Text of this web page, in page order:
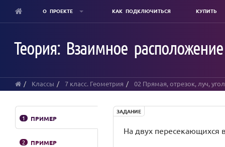
content
О ПРОЕКТЕ КАК ПОДКЛЮЧИТЬСЯ КУПИТЬ
Теория: Взаимное
Классы 7 класс. Геометрия 02 Прямая, отрезок, луч,
1 ПРИМЕР
2 ПРИМЕР
ЗАДАНИЕ
На двух пересекающихся